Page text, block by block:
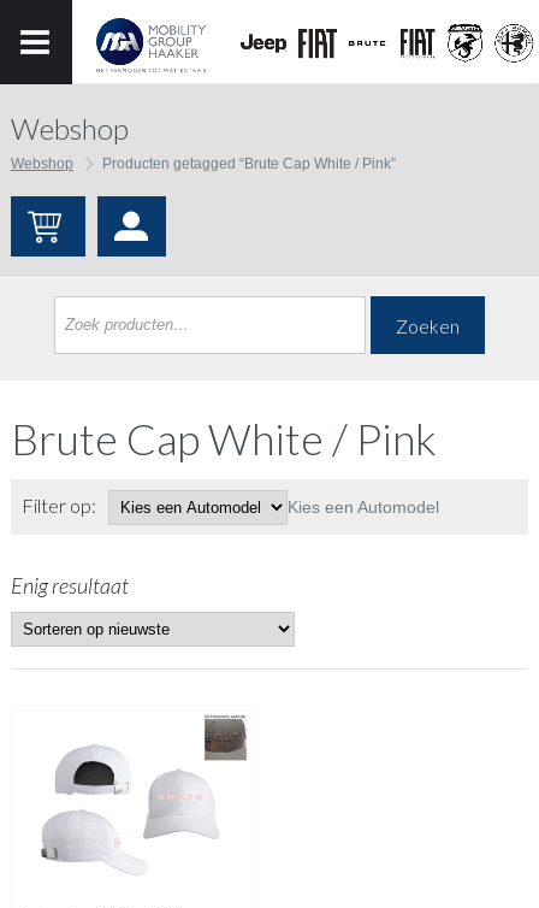
Webshop
Webshop Producten getagged “Brute Cap White / Pink”
Zoeken
Brute Cap White / Pink
Filter op: Kies een Automodel
Enig resultaat